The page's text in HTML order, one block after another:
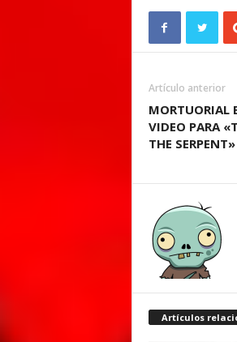
Artículo anterior
MORTUORIAL
VIDEO PARA
THE SERPENT»
Artículos